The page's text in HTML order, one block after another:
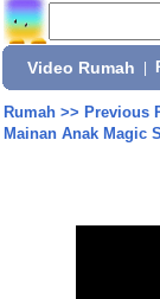
Video Rumah
Rumah>> Previous
Mainan Anak Magic